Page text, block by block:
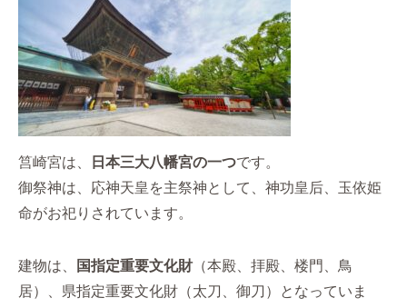
筥崎宮は、 日本三大八幡宮の一つです。
御祭神は、応神天皇を主祭神として、神功皇后、玉依姫
命がお祀りされています。
建物は、 国指定重要文化財（本殿、拝殿、楼門、鳥
居）、県指定重要文化財（太刀、御刀）となっていま